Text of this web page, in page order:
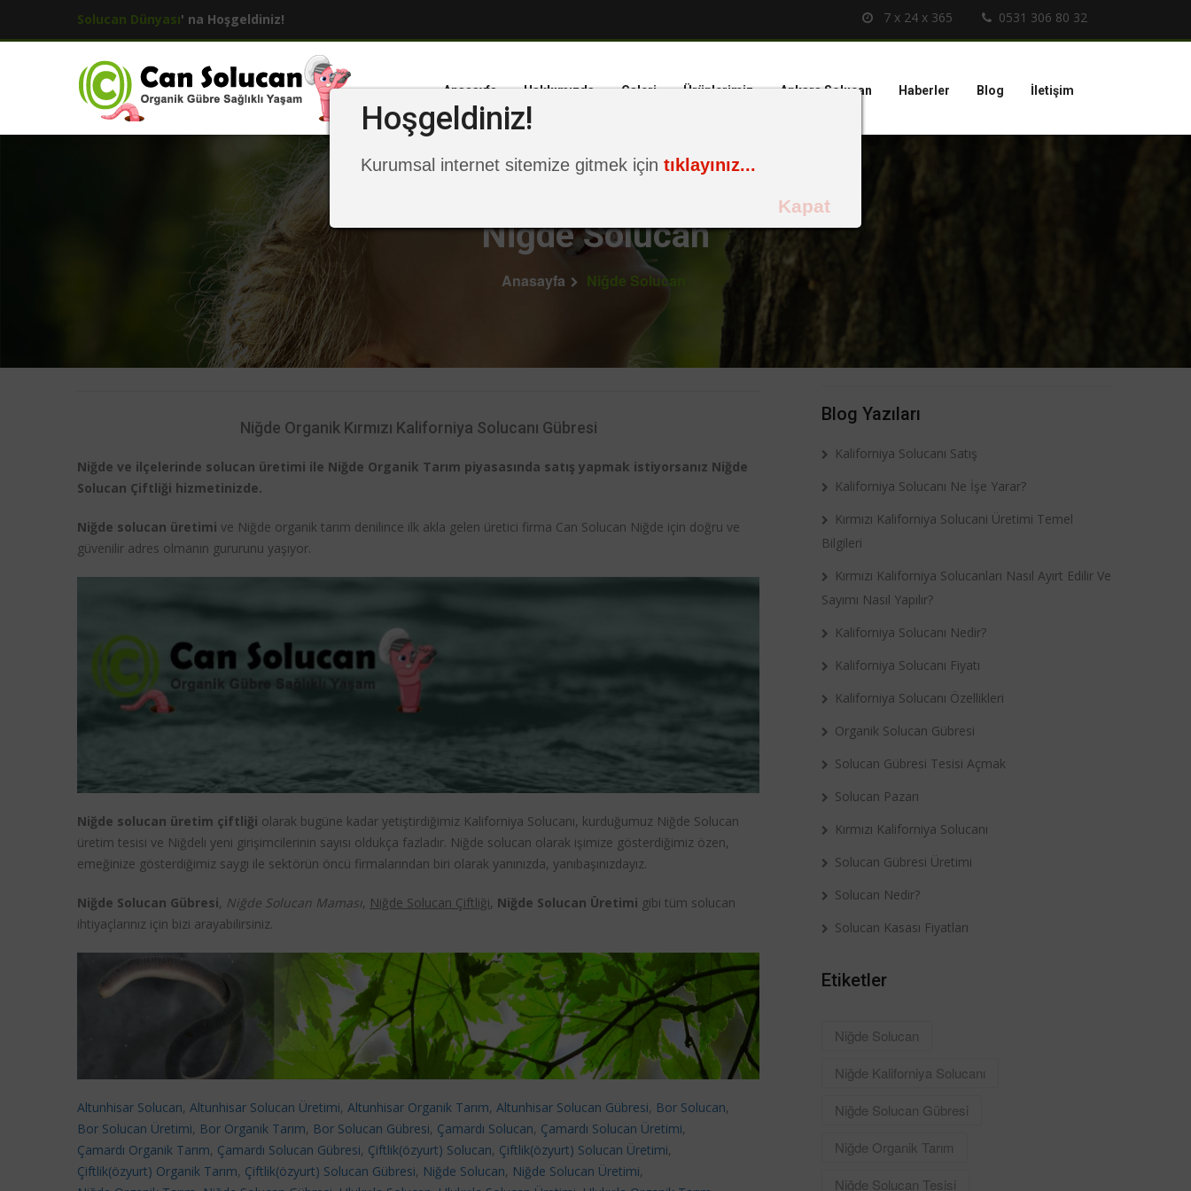
Hoşgeldiniz!
Kurumsal internet sitemize gitmek için tıklayınız...
Kapat
Solucan Dünyası' na Hoşgeldiniz! 7 x 24 x 365 0531 306 80 32
Anasayfa Hakkımızda Galeri Ürünlerimiz Ankara Solucan Haberler Blog İletişim
Niğde Solucan
Anasayfa Niğde Solucan
Niğde Organik Kırmızı Kaliforniya Solucanı Gübresi
Niğde ve ilçelerinde solucan üretimi ile Niğde Organik Tarım piyasasında satış yapmak istiyorsanız Niğde
Solucan Çiftliği hizmetinizde.
Niğde solucan üretimi ve Niğde organik tarım denilince ilk akla gelen üretici firma Can Solucan Niğde için doğru ve
güvenilir adres olmanın gururunu yaşıyor.
Niğde solucan üretim çiftliği olarak bugüne kadar yetiştirdiğimiz Kaliforniya Solucanı, kurduğumuz Niğde Solucan
üretim tesisi ve Niğdelı yeni girişimcilerinin sayısı oldukça fazladır. Niğde solucan olarak işimize gösterdiğimiz özen,
emeğinize gösterdiğimiz saygı ile sektörün öncü firmalarından biri olarak yanınızda, yanıbaşınızdayız.
Niğde Solucan Gübresi, Niğde Solucan Maması, Niğde Solucan Çiftliği, Niğde Solucan Üretimi gibi tüm solucan
ihtiyaçlarınız için bizi arayabilirsiniz.
Altunhisar Solucan, Altunhisar Solucan Üretimi, Altunhisar Organik Tarım, Altunhisar Solucan Gübresi, Bor Solucan,
Bor Solucan Üretimi, Bor Organik Tarım, Bor Solucan Gübresi, Çamardı Solucan, Çamardı Solucan Üretimi,
Çamardı Organik Tarım, Çamardı Solucan Gübresi, Çiftlik(özyurt) Solucan, Çiftlik(özyurt) Solucan Üretimi,
Çiftlik(özyurt) Organik Tarım, Çiftlik(özyurt) Solucan Gübresi, Niğde Solucan, Niğde Solucan Üretimi,
Blog Yazıları
Kaliforniya Solucanı Satış
Kaliforniya Solucanı Ne İşe Yarar?
Kırmızı Kaliforniya Solucani Üretimi Temel
Bilgileri
Kırmızı Kaliforniya Solucanları Nasıl Ayırt Edilir Ve
Sayımı Nasıl Yapılır?
Kaliforniya Solucanı Nedir?
Kaliforniya Solucanı Fiyatı
Kaliforniya Solucanı Özellikleri
Organik Solucan Gübresi
Solucan Gübresi Tesisi Açmak
Solucan Pazarı
Kırmızı Kaliforniya Solucanı
Solucan Gübresi Üretimi
Solucan Nedir?
Solucan Kasası Fiyatları
Etiketler
Niğde Solucan
Niğde Kaliforniya Solucanı
Niğde Solucan Gübresi
Niğde Organik Tarım
Niğde Solucan Tesisi